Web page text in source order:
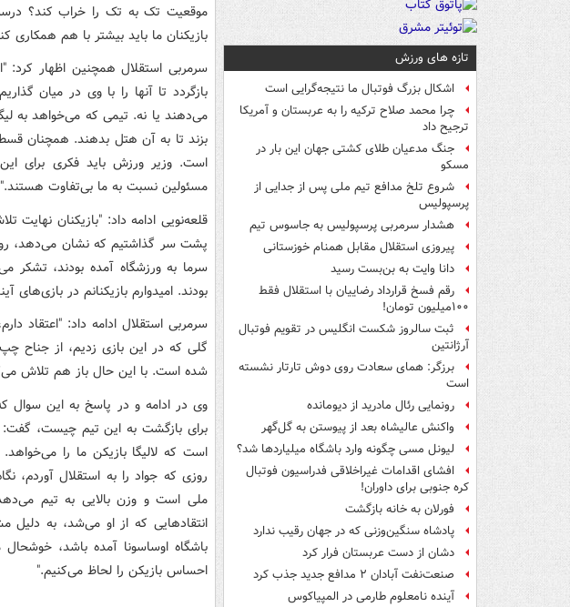
تازه های ورزش
اشکال بزرگ فوتبال ما نتیجه‌گرایی است
چرا محمد صلاح ترکیه را به عربستان و آمریکا
ترجیح داد
جنگ مدعیان طلای کشتی جهان این بار در
مسکو
شروع تلخ مدافع تیم ملی پس از جدایی از
پرسپولیس
هشدار سرمربی پرسپولیس به جاسوس تیم
پیروزی استقلال مقابل همنام خوزستانی
دانا وایت به بن‌بست رسید
رقم فسخ قرارداد رضاییان با استقلال فقط
۱۰۰میلیون تومان!
ثبت سالروز شکست انگلیس در تقویم فوتبال
آرژانتین
برزگر: همای سعادت روی دوش تارتار نشسته
است
رونمایی رئال مادرید از دیومانده
واکنش عالیشاه بعد از پیوستن به گل‌گهر
لیونل مسی چگونه وارد باشگاه میلیاردها شد؟
افشای اقدامات غیراخلاقی فدراسیون فوتبال
کره جنوبی برای داوران!
فورلان به خانه بازگشت
پادشاه سنگین‌وزنی که در جهان رقیب ندارد
دشان از دست عربستان فرار کرد
صنعت‌نفت آبادان ۲ مدافع جدید جذب کرد
آینده نامعلوم طارمی در المپیاکوس
موقعیت تک به تک را خراب کند؟
بازیکنان ما باید بیشتر با هم
سرمربی استقلال همچنین اظهار کرد:
می‌دهند یا نه. تیمی که می‌خواهد به
بزند تا به آن هتل بدهند. همچنان
است. وزیر ورزش باید فکری برای این
مسئولین نسبت به ما بی‌تفاوت هستند."
قلعه‌نویی ادامه داد: "بازیکنان نهایت
پشت سر گذاشتیم که نشان می‌دهد،
سرما به ورزشگاه آمده بودند، تشکر
بودند. امیدوارم بازیکنانم در
سرمربی استقلال ادامه داد: "اعتقاد
گلی که در این بازی زدیم، از جناح
شده است. با این حال باز هم تلاش
وی در ادامه و در پاسخ به این سوال
برای بازگشت به این تیم چیست،
است که لالیگا بازیکن ما را
روزی که جواد را به استقلال آوردم،
ملی است و وزن بالایی به تیم
انتقادهایی که از او می‌شد، به
باشگاه اوساسونا آمده باشد،
احساس بازیکن را لحاظ می‌کنیم."